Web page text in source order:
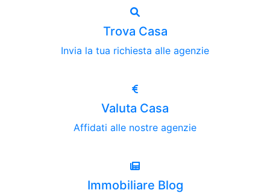
Trova Casa
Invia la tua richiesta alle agenzie
Valuta Casa
Affidati alle nostre agenzie
Immobiliare Blog